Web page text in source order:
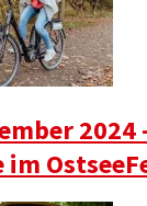
2024
im